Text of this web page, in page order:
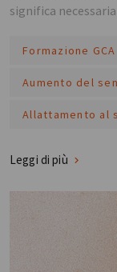
significa
Formazione GCA
Aumento del
Allattamento al
Leggi di più